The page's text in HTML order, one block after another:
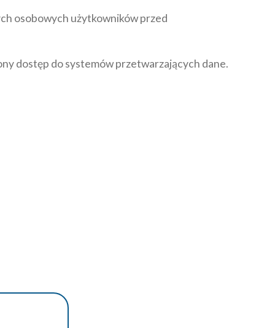
osobowych użytkowników przed
dostęp do systemów przetwarzających dane.